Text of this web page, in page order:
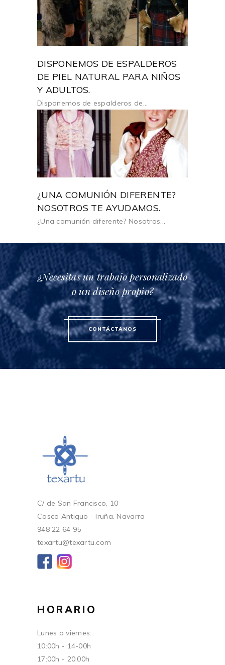
DISPONEMOS DE ESPALDEROS
DE PIEL NATURAL PARA NIÑOS
Y ADULTOS.
Disponemos de espalderos de...
¿UNA COMUNIÓN DIFERENTE?
NOSOTROS TE AYUDAMOS.
¿Una comunión diferente? Nosotros...
¿Necesitas un trabajo personalizado
o un diseño propio?
CONTÁCTANOS
C/ de San Francisco, 10
Casco Antiguo - Iruña. Navarra
948 22 64 95
texartu@texartu.com
HORARIO
Lunes a viernes:
10:00h - 14-00h
17:00h - 20:00h